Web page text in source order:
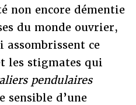
non encore démentie
du monde ouvrier,
assombrissent ce
les stigmates qui
pendulaires
sensible d’une